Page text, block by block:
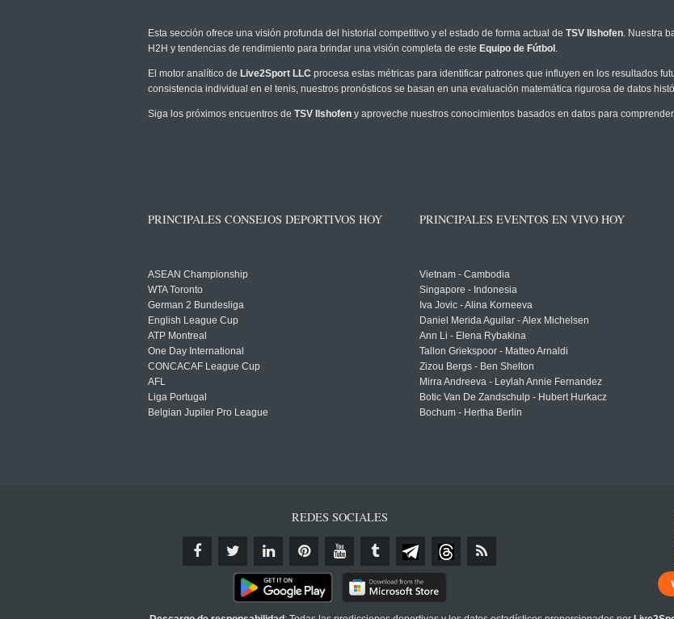
Esta sección ofrece una visión profunda del historial competitivo y el estado de forma actual de TSV Ilshofen. Nuestra
H2H y tendencias de rendimiento para brindar una visión completa de este Equipo de Fútbol .
El motor analítico de Live2Sport LLC procesa estas métricas para identificar patrones que influyen en los resultados
consistencia individual en el tenis, nuestros pronósticos se basan en una evaluación matemática rigurosa de datos
Siga los próximos encuentros de TSV Ilshofen y aproveche nuestros conocimientos basados en datos para
PRINCIPALES CONSEJOS DEPORTIVOS HOY
ASEAN Championship
WTA Toronto
German 2 Bundesliga
English League Cup
ATP Montreal
One Day International
CONCACAF League Cup
AFL
Liga Portugal
Belgian Jupiler Pro League
PRINCIPALES EVENTOS EN VIVO HOY
Vietnam - Cambodia
Singapore - Indonesia
Iva Jovic - Alina Korneeva
Daniel Merida Aguilar - Alex Michelsen
Ann Li - Elena Rybakina
Tallon Griekspoor - Matteo Arnaldi
Zizou Bergs - Ben Shelton
Mirra Andreeva - Leylah Annie Fernandez
Botic Van De Zandschulp - Hubert Hurkacz
Bochum - Hertha Berlin
REDES SOCIALES